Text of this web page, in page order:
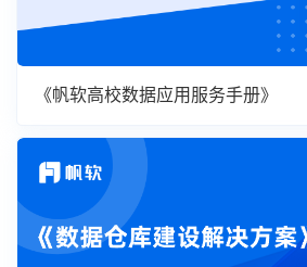
《帆软高校数据应用服务手册》